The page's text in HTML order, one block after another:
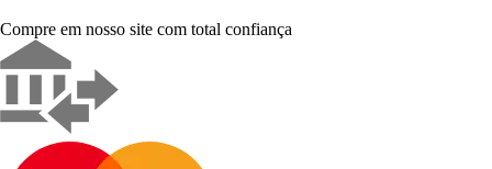
Compre em nosso site com total confiança